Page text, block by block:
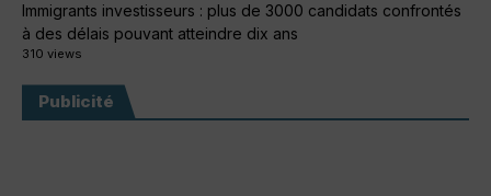
Immigrants investisseurs : plus de 3000 candidats confrontés
à des délais pouvant atteindre dix ans
310 views
Publicité